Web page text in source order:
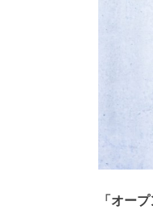
「オー